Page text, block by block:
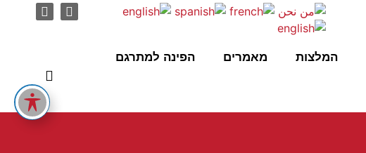
המלצות מאמרים הפינה למתרגם